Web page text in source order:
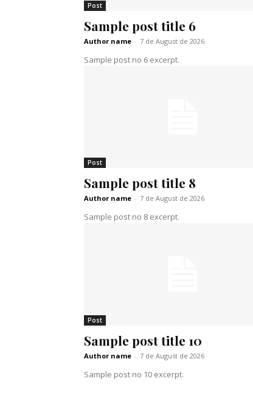
Post
Sample post title 6
Author name - 7 de August de 2026
Sample post no 6 excerpt.
Post
Sample post title 8
Author name - 7 de August de 2026
Sample post no 8 excerpt.
Post
Sample post title 10
Author name - 7 de August de 2026
Sample post no 10 excerpt.